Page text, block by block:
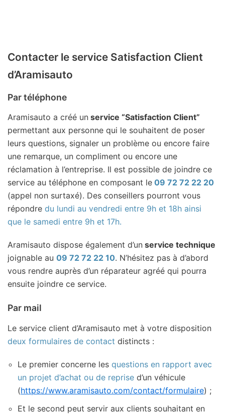
Contacter le service Satisfaction Client
d’Aramisauto
Par téléphone
Aramisauto a créé un service “Satisfaction Client”
permettant aux personne qui le souhaitent de poser
leurs questions, signaler un problème ou encore faire
une remarque, un compliment ou encore une
réclamation à l’entreprise. Il est possible de joindre ce
service au téléphone en composant le 09 72 72 22 20
(appel non surtaxé). Des conseillers pourront vous
répondre du lundi au vendredi entre 9h et 18h ainsi
que le samedi entre 9h et 17h.
Aramisauto dispose également d’un service technique
joignable au 09 72 72 22 10. N’hésitez pas à d’abord
vous rendre auprès d’un réparateur agréé qui pourra
ensuite joindre ce service.
Par mail
Le service client d’Aramisauto met à votre disposition
deux formulaires de contact distincts :
Le premier concerne les questions en rapport avec
un projet d’achat ou de reprise d’un véhicule
(https://www.aramisauto.com/contact/formulaire) ;
Et le second peut servir aux clients souhaitant en